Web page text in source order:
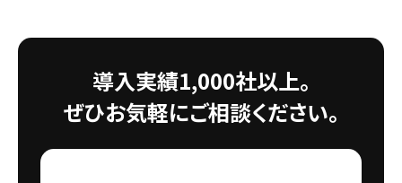
導入実績1,000社以上。
ぜひお気軽にご相談ください。